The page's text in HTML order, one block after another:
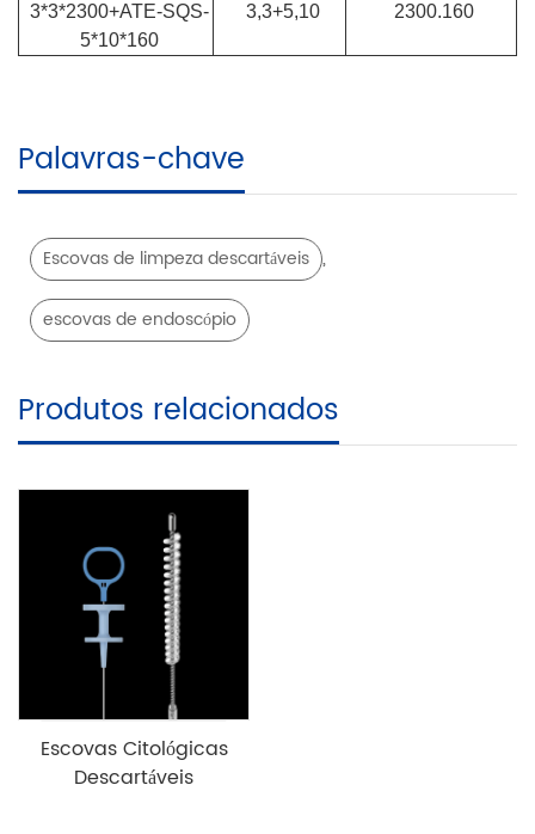
3*3*2300+ATE-SQS-
5*10*160
3,3+5,10 2300.160
Palavras-chave
Escovas de limpeza descartáveis ,
escovas de endoscópio
Produtos relacionados
Escovas Citológicas
Descartáveis